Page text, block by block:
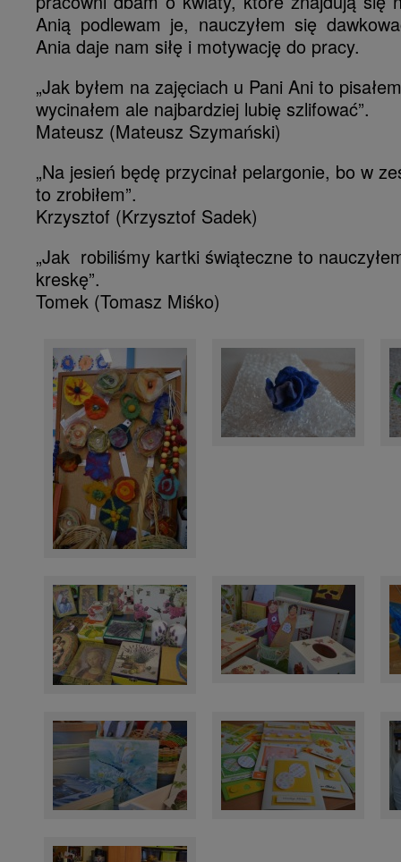
Anią podlewam je, nauczyłem się
Ania daje nam siłę i motywację do pracy.
„Jak byłem na zajęciach u Pani Ani to
wycinałem ale najbardziej lubię szlifować”.
Mateusz (Mateusz Szymański)
„Na jesień będę przycinał pelargonie, bo w
to zrobiłem”.
Krzysztof (Krzysztof Sadek)
„Jak robiliśmy kartki świąteczne to
kreskę”.
Tomek (Tomasz Miśko)